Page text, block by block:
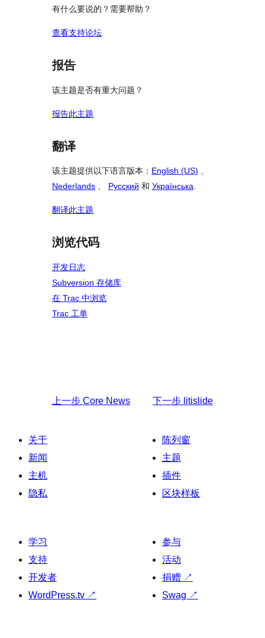
有什么要说的？需要帮助？
查看支持论坛
报告
该主题是否有重大问题？
报告此主题
翻译
该主题提供以下语言版本： English (US) 、
Nederlands 、 Русский 和 Українська.
翻译此主题
浏览代码
开发日志
Subversion 存储库
在 Trac 中浏览
Trac 工单
上一步 Core News 下一步 litislide
关于
新闻
主机
隐私
陈列窗
主题
插件
区块样板
学习
支持
开发者
WordPress.tv ↗
参与
活动
捐赠 ↗
Swag ↗